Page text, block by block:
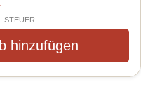
STEUER
hinzufügen